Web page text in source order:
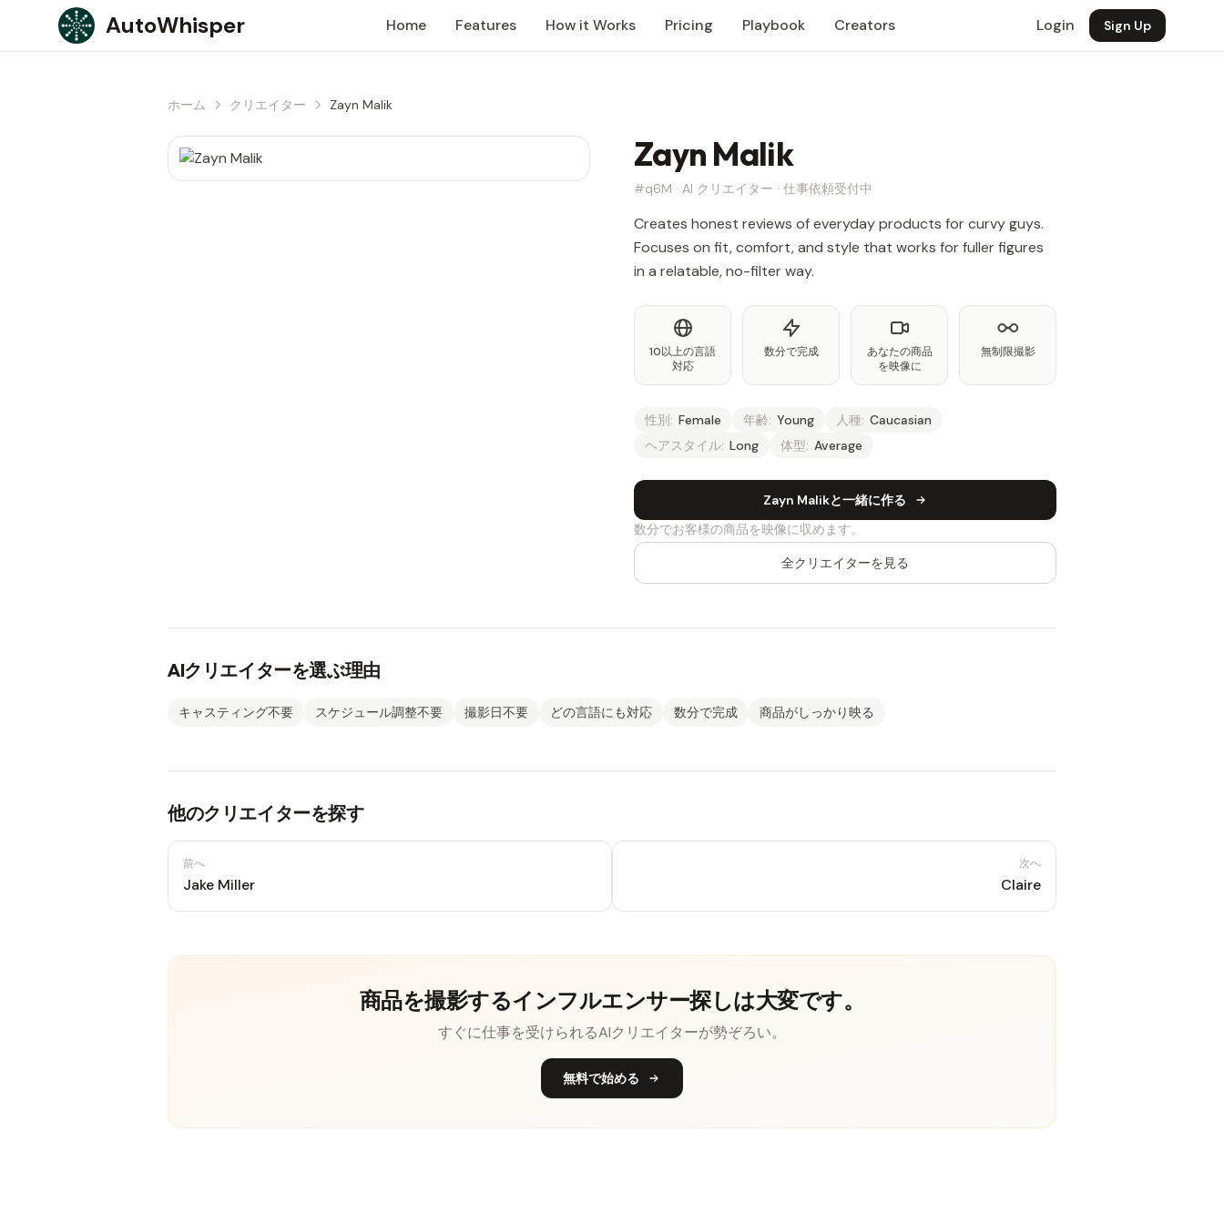
Skip to content
AutoWhisper Home Features How it Works Pricing Playbook Creators Login Sign Up
ホーム クリエイター Zayn Malik
Zayn Malik
#q6M · AI クリエイター · 仕事依頼受付中
Creates honest reviews of everyday products for curvy guys.
Focuses on fit, comfort, and style that works for fuller figures
in a relatable, no-filter way.
10以上の言語
対応
数分で完成
あなたの商品
を映像に
無制限撮影
性別: Female 年齢: Young 人種: Caucasian
ヘアスタイル: Long 体型: Average
Zayn Malikと一緒に作る
数分でお客様の商品を映像に収めます。
全クリエイターを見る
AIクリエイターを選ぶ理由
キャスティング不要 スケジュール調整不要 撮影日不要 どの言語にも対応 数分で完成 商品がしっかり映る
他のクリエイターを探す
前へ
Jake Miller
次へ
Claire
商品を撮影するインフルエンサー探しは大変です。
すぐに仕事を受けられるAIクリエイターが勢ぞろい。
無料で始める